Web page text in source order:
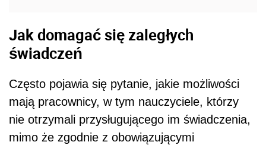
Jak domagać się zaległych
świadczeń
Często pojawia się pytanie, jakie możliwości
mają pracownicy, w tym nauczyciele, którzy
nie otrzymali przysługującego im świadczenia,
mimo że zgodnie z obowiązującymi